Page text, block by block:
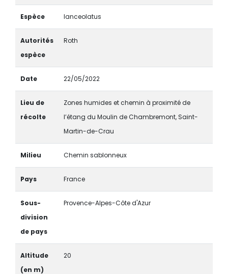
Espèce lanceolatus
Autorités
espèce
Roth
Date 22/05/2022
Lieu de
récolte
Zones humides et chemin à proximité de
l’étang du Moulin de Chambremont, Saint-
Martin-de-Crau
Milieu Chemin sablonneux
Pays France
Sous-
division
de pays
Provence-Alpes-Côte d'Azur
Altitude
(en m)
20